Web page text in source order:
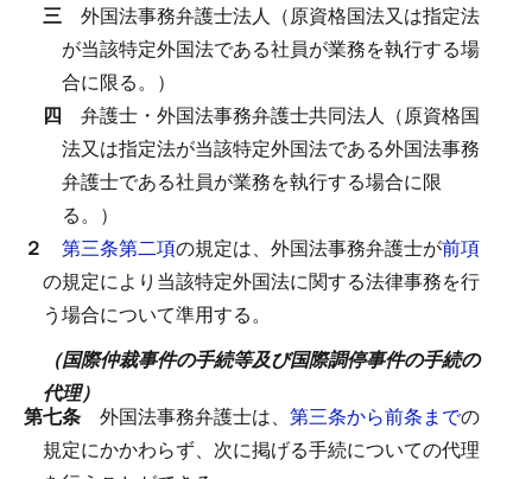
三 外国法事務弁護士法人（原資格国法又は指定法
が当該特定外国法である社員が業務を執行する場
合に限る。）
四 弁護士・外国法事務弁護士共同法人（原資格国
法又は指定法が当該特定外国法である外国法事務
弁護士である社員が業務を執行する場合に限
る。）
２ 第三条第二項の規定は、外国法事務弁護士が前項
の規定により当該特定外国法に関する法律事務を行
う場合について準用する。
（国際仲裁事件の手続等及び国際調停事件の手続の
代理）
第七条 外国法事務弁護士は、 第三条から前条までの
規定にかかわらず、次に掲げる手続についての代理